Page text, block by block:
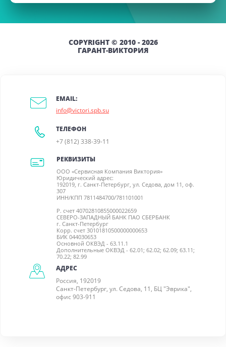
COPYRIGHT © 2010 - 2026
ГАРАНТ-ВИКТОРИЯ
АДРЕС
Россия, 192019
Санкт-Петербург, ул. Седова, 11, БЦ "Эврика",
офис 903-911
EMAIL:
info@victori.spb.su
ТЕЛЕФОН
+7 (812) 338-39-11
РЕКВИЗИТЫ
ООО «Сервисная Компания Виктория»
Юридический адрес:
192019, г. Санкт-Петербург, ул. Седова, дом 11, оф.
307
ИНН/КПП 7811484700/781101001
Р. счет 40702810855000022659
СЕВЕРО-ЗАПАДНЫЙ БАНК ПАО СБЕРБАНК
г. Санкт-Петербург
Корр. счет 30101810500000000653
БИК 044030653
Основной ОКВЭД - 63.11.1
Дополнительные ОКВЭД - 62.01; 62.02; 62.09; 63.11;
70.22; 82.99